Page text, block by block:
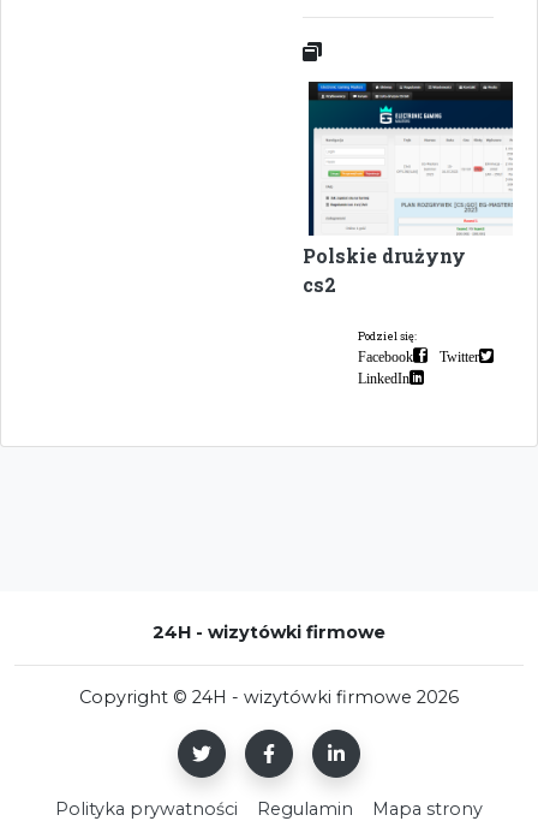
Polskie drużyny
cs2
Podziel się:
Facebook
Twitter
LinkedIn
24H - wizytówki firmowe
Copyright © 24H - wizytówki firmowe 2026
Polityka prywatności Regulamin Mapa strony